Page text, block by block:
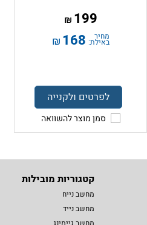
199
₪
מחיר
באילת: 168
₪
לפרטים ולקנייה
סמן מוצר להשוואה
קטגוריות מובילות
מחשב נייח
מחשב נייד